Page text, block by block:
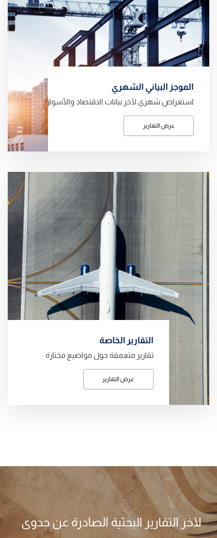
الموجز البياني الشهري
استعراض شهري لآخر بيانات الاقتصاد والأسواق في
عرض التقارير
التقارير الخاصة
تقارير متعمقة حول مواضيع مختارة
عرض التقارير
لآخر التقارير البحثية الصادرة عن جدوى